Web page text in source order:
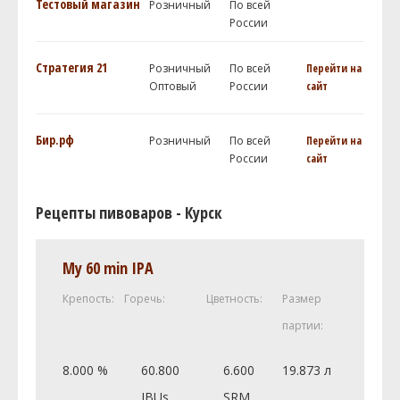
Тестовый магазин Розничный
По всей
России
Стратегия 21
Розничный
Оптовый
По всей
России
Перейти на
сайт
Бир.рф Розничный
По всей
России
Перейти на
сайт
Рецепты пивоваров - Курск
My 60 min IPA
Крепость: Горечь: Цветность:
Размер
партии:
8.000 %
60.800
6.600
19.873 л